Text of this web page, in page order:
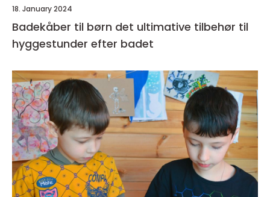
18. January 2024
Badekåber til børn det ultimative tilbehør til
hyggestunder efter badet